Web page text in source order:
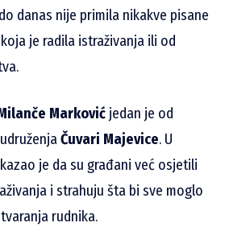
danas nije primila nikakve pisane
je radila istraživanja ili od
Marković jedan je od
Čuvari Majevice. U
je da su građani već osjetili
i strahuju šta bi sve moglo
rudnika.